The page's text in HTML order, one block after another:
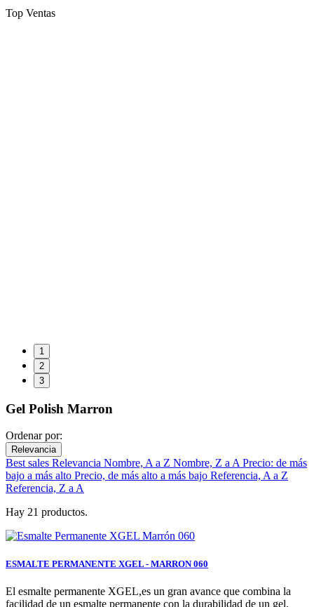
Top Ventas
1
2
3
Gel Polish Marron
Ordenar por:
Relevancia
Best sales Relevancia Nombre, A a Z Nombre, Z a APrecio: de más
bajo a más alto Precio, de más alto a más bajo Referencia, A a Z
Referencia, Z a A
Hay 21 productos.
ESMALTE PERMANENTE XGEL - MARRON 060
El esmalte permanente XGEL,es un gran avance que combina la
facilidad de un esmalte permanente con la durabilidad de un gel.